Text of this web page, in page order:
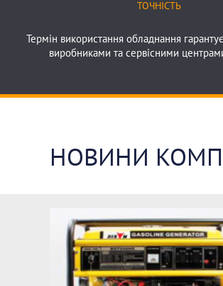
ТОЧНІСТЬ
Термін використання обладнання
виробниками та сервісними
Точність
НОВИНИ